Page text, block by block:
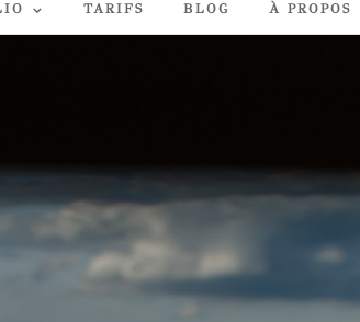
TARIFS BLOG À PROPOS